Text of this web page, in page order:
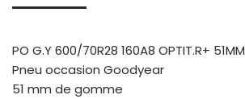
PO G.Y 600/70R28 160A8 OPTIT.R+
Pneu occasion Goodyear
51 mm de gomme